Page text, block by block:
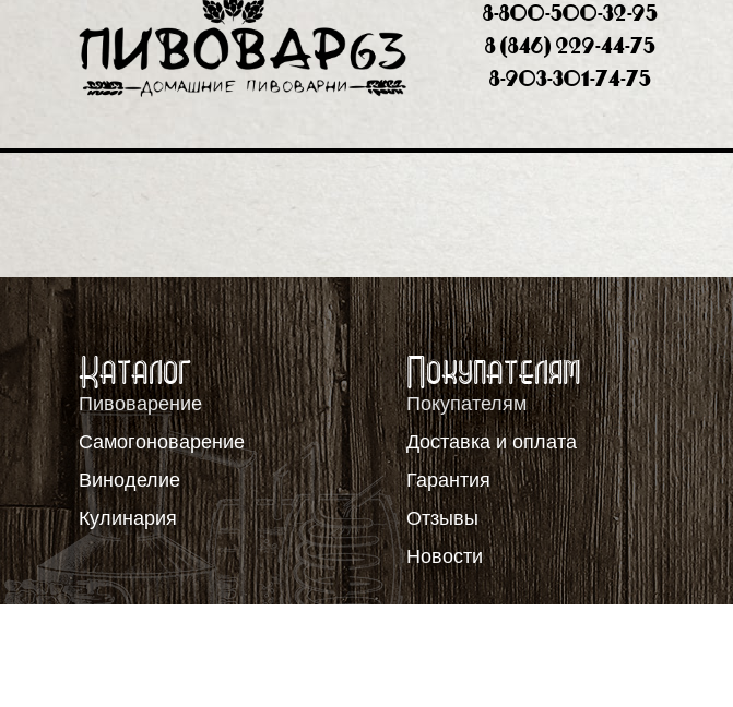
8-800-500-32-95
8 (846) 229-44-75
8-903-301-74-75
Каталог
Пивоварение
Самогоноварение
Виноделие
Кулинария
Покупателям
Покупателям
Доставка и оплата
Гарантия
Отзывы
Новости